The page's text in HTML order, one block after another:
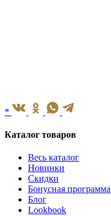
*
Каталог товаров
Весь каталог
Новинки
Скидки
Бонусная программа
Блог
Lookbook